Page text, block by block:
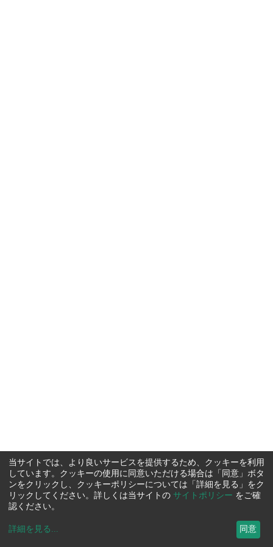
当サイトでは、より良いサービスを提供するため、クッキーを利用
しています。クッキーの使用に同意いただける場合は「同意」ボタ
ンをクリックし、クッキーポリシーについては「詳細を見る」をク
リックしてください。詳しくは当サイトの サイトポリシー をご確
認ください。
詳細を見る ... 同意